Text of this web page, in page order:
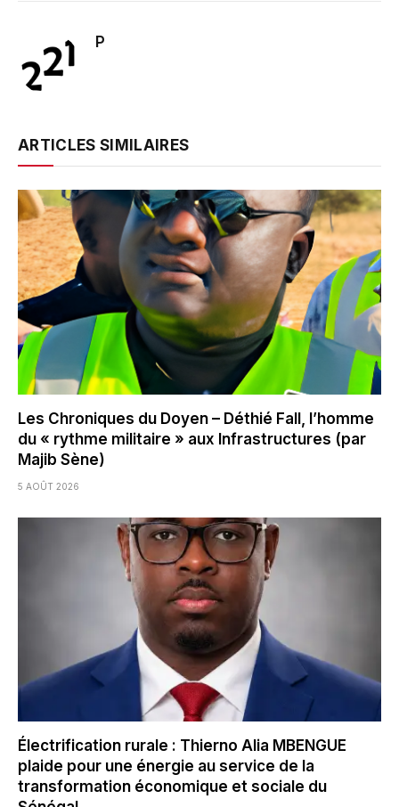
P
ARTICLES SIMILAIRES
Les Chroniques du Doyen – Déthié Fall, l’homme
du « rythme militaire » aux Infrastructures (par
Majib Sène)
5 AOÛT 2026
Électrification rurale : Thierno Alia MBENGUE
plaide pour une énergie au service de la
transformation économique et sociale du